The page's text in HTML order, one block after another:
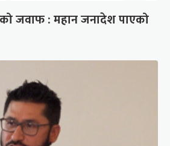
जवाफ : महान जनादेश पाएको